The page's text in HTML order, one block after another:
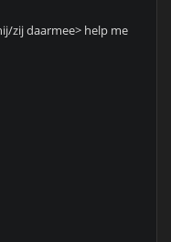
zij daarmee> help me